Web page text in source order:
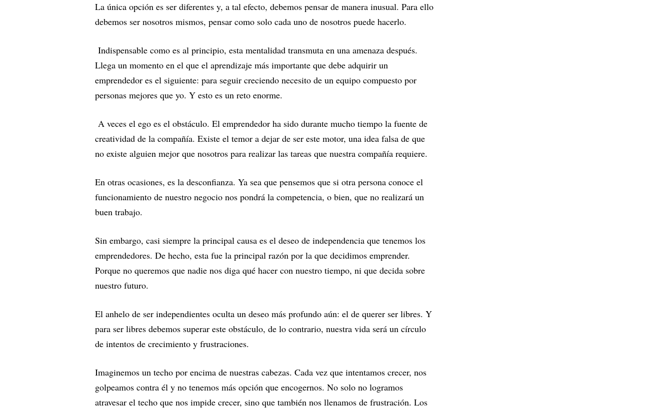
La única opción es ser diferentes y, a tal efecto, debemos pensar de manera inusual. Para ello
debemos ser nosotros mismos, pensar como solo cada uno de nosotros puede hacerlo.
Indispensable como es al principio, esta mentalidad transmuta en una amenaza después.
Llega un momento en el que el aprendizaje más importante que debe adquirir un
emprendedor es el siguiente: para seguir creciendo necesito de un equipo compuesto por
personas mejores que yo. Y esto es un reto enorme.
A veces el ego es el obstáculo. El emprendedor ha sido durante mucho tiempo la fuente de
creatividad de la compañía. Existe el temor a dejar de ser este motor, una idea falsa de que
no existe alguien mejor que nosotros para realizar las tareas que nuestra compañía requiere.
En otras ocasiones, es la desconfianza. Ya sea que pensemos que si otra persona conoce el
funcionamiento de nuestro negocio nos pondrá la competencia, o bien, que no realizará un
buen trabajo.
Sin embargo, casi siempre la principal causa es el deseo de independencia que tenemos los
emprendedores. De hecho, esta fue la principal razón por la que decidimos emprender.
Porque no queremos que nadie nos diga qué hacer con nuestro tiempo, ni que decida sobre
nuestro futuro.
El anhelo de ser independientes oculta un deseo más profundo aún: el de querer ser libres. Y
para ser libres debemos superar este obstáculo, de lo contrario, nuestra vida será un círculo
de intentos de crecimiento y frustraciones.
Imaginemos un techo por encima de nuestras cabezas. Cada vez que intentamos crecer, nos
golpeamos contra él y no tenemos más opción que encogernos. No solo no logramos
atravesar el techo que nos impide crecer, sino que también nos llenamos de frustración. Los